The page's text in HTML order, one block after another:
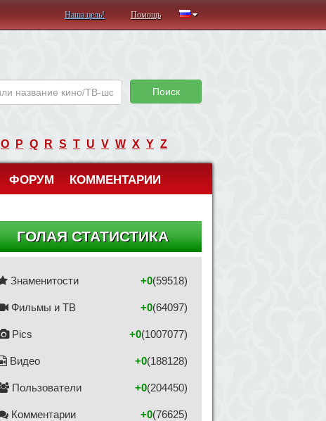
Наша цель! Помощь
Поиск
O P Q R S T U V W X Y Z
ФОРУМ КОММЕНТАРИИ
ГОЛАЯ СТАТИСТИКА
Знаменитости (59518)
+0
Фильмы и ТВ (64097)
+0
Pics (1007077)
+0
Видео (188128)
+0
Пользователи (204450)
+0
Комментарии (76625)
+0